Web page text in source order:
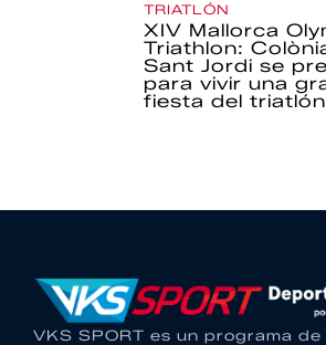
TRIATLÓN
XIV Mallorca
Triathlon:
Sant Jordi se
para vivir una
fiesta del triatlón
VKS SPORT es un programa